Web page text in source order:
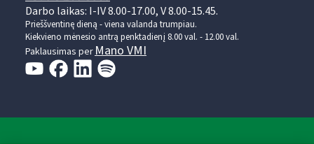
Darbo laikas: I-IV 8.00-17.00, V 8.00-15.45.
Prieššventinę dieną - viena valanda trumpiau.
Kiekvieno mėnesio antrą penktadienį 8.00 val. - 12.00 val.
Paklausimas per Mano VMI